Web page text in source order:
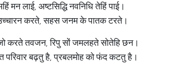
मन लाई, अष्टसिद्धि नवनिधि तेहिं पाई।
करते, सहस जनम के पातक टरते।
करते तवजन, रिपु सों जमलहते सोतेहि छन।
बढ़तु है, प्रबलमोह को फंद कटतु है।